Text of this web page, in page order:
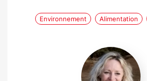
Environnement Alimentation
Christelle
Wisniewski